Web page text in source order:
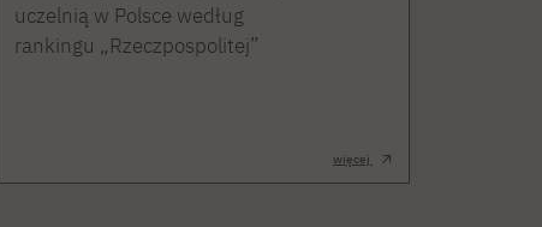
uczelnią w Polsce według
rankingu „Rzeczpospolitej”
więcej